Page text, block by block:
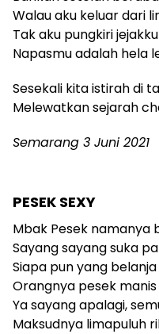
Walau aku keluar dari
Tak aku pungkiri
Napasmu adalah hela
Sesekali kita istirah di
Melewatkan sejarah
Semarang 3 Juni 2021
PESEK SEXY
Mbak Pesek namanya
Sayang sayang suka
Siapa pun yang
Orangnya pesek
Ya sayang apalagi,
Maksudnya limapuluh